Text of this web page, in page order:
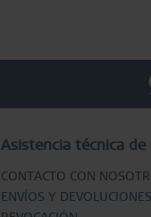
Asistencia técnica de
CONTACTO CON
ENVÍOS Y DEVOLUCIONES